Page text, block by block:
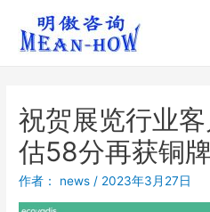
祝贺展览行业
估58分再获铜牌
作者： news / 2023年3月27日